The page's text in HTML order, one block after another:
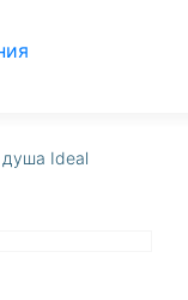
Ideal